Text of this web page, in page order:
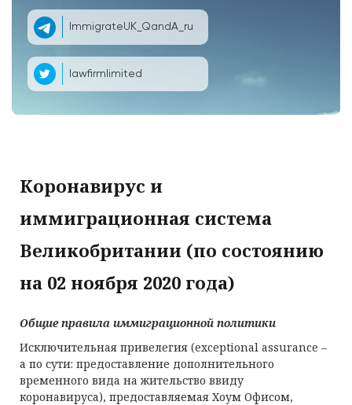
ImmigrateUK_QandA_ru
lawfirmlimited
Коронавирус и
иммиграционная система
Великобритании (по состоянию
на 02 ноября 2020 года)
Общие правила иммиграционной политики
Исключительная привелегия (еxceptional assurance –
а по сути: предоставление дополнительного
временного вида на жительство ввиду
коронавируса), предоставляемая Хоум Офисом,